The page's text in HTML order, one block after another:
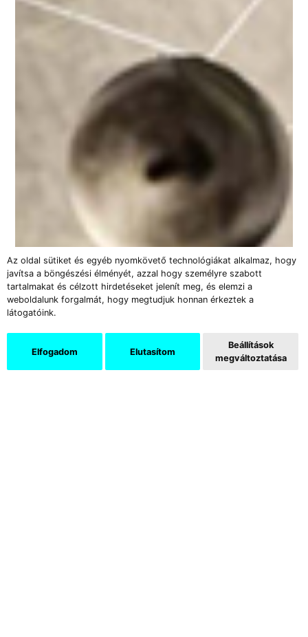
Az oldal sütiket és egyéb nyomkövető technológiákat alkalmaz, hogy
javítsa a böngészési élményét, azzal hogy személyre szabott
tartalmakat és célzott hirdetéseket jelenít meg, és elemzi a
weboldalunk forgalmát, hogy megtudjuk honnan érkeztek a
látogatóink.
Elfogadom Elutasítom
Beállítások
megváltoztatása